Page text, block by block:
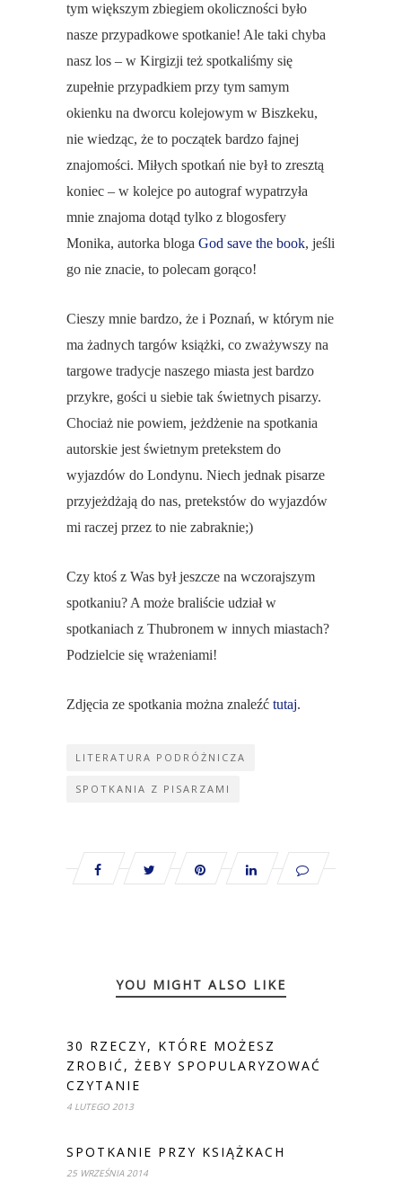
tym większym zbiegiem okoliczności było
nasze przypadkowe spotkanie! Ale taki chyba
nasz los – w Kirgizji też spotkaliśmy się
zupełnie przypadkiem przy tym samym
okienku na dworcu kolejowym w Biszkeku,
nie wiedząc, że to początek bardzo fajnej
znajomości. Miłych spotkań nie był to zresztą
koniec – w kolejce po autograf wypatrzyła
mnie znajoma dotąd tylko z blogosfery
Monika, autorka bloga God save the book, jeśli
go nie znacie, to polecam gorąco!
Cieszy mnie bardzo, że i Poznań, w którym nie
ma żadnych targów książki, co zważywszy na
targowe tradycje naszego miasta jest bardzo
przykre, gości u siebie tak świetnych pisarzy.
Chociaż nie powiem, jeżdżenie na spotkania
autorskie jest świetnym pretekstem do
wyjazdów do Londynu. Niech jednak pisarze
przyjeżdżają do nas, pretekstów do wyjazdów
mi raczej przez to nie zabraknie;)
Czy ktoś z Was był jeszcze na wczorajszym
spotkaniu? A może braliście udział w
spotkaniach z Thubronem w innych miastach?
Podzielcie się wrażeniami!
Zdjęcia ze spotkania można znaleźć tutaj.
LITERATURA PODRÓŻNICZA
SPOTKANIA Z PISARZAMI
YOU MIGHT ALSO LIKE
30 RZECZY, KTÓRE MOŻESZ
ZROBIĆ, ŻEBY SPOPULARYZOWAĆ
CZYTANIE
4 LUTEGO 2013
SPOTKANIE PRZY KSIĄŻKACH
25 WRZEŚNIA 2014